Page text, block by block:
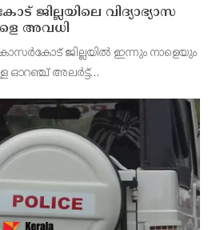
ജില്ലയിലെ വിദ്യാഭ്യാസ
അവധി
ജില്ലയിൽ ഇന്നും നാളെയും
ഓറഞ്ച് അലർട്ട്
എല്ലാ വിദ്യാഭ്യാ